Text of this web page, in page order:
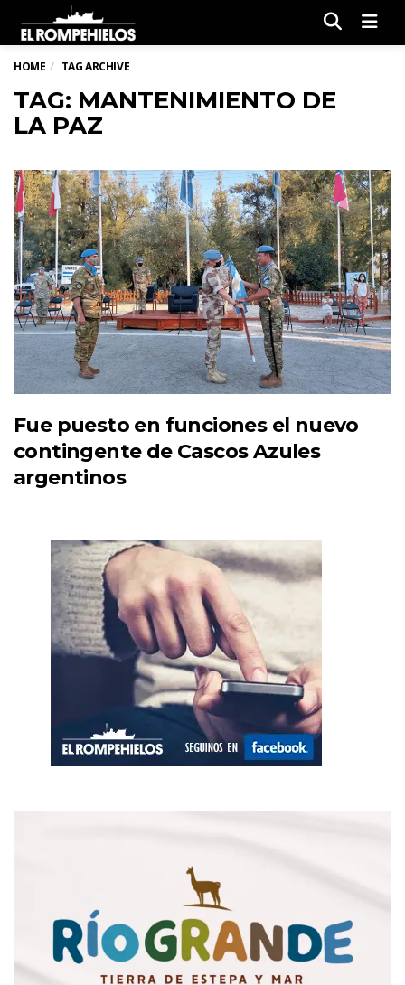
HOME TAG ARCHIVE
TAG: MANTENIMIENTO DE
LA PAZ
Fue puesto en funciones el nuevo
contingente de Cascos Azules
argentinos